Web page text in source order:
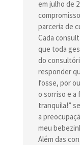
em julho de
parceria de
Cada
que toda
do
responder
fosse, por
o sorriso e a
tranquila!”
a
meu
Além das